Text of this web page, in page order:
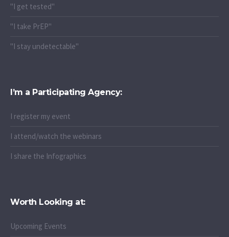
"I get tested"
"I take PrEP"
"I stay undetectable"
I’m a Participating Agency:
I register my event
I attend/watch the webinars
I share the Infographics
Worth Looking at:
Upcoming Events